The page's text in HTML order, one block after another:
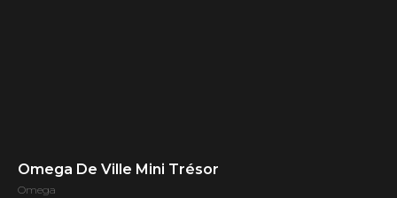
Omega De Ville Mini Trésor
Omega